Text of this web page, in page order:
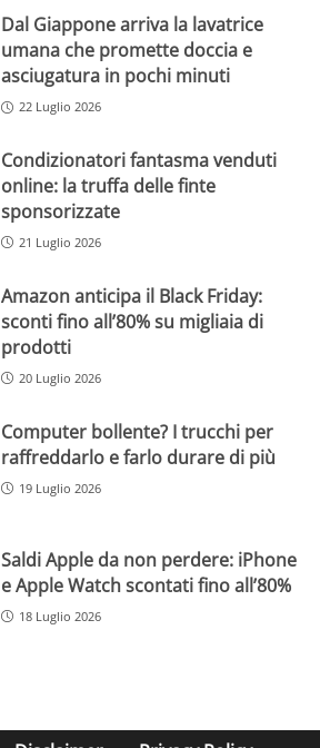
Dal Giappone arriva la lavatrice
umana che promette doccia e
asciugatura in pochi minuti
22 Luglio 2026
Condizionatori fantasma venduti
online: la truffa delle finte
sponsorizzate
21 Luglio 2026
Amazon anticipa il Black Friday:
sconti fino all’80% su migliaia di
prodotti
20 Luglio 2026
Computer bollente? I trucchi per
raffreddarlo e farlo durare di più
19 Luglio 2026
Saldi Apple da non perdere: iPhone
e Apple Watch scontati fino all’80%
18 Luglio 2026